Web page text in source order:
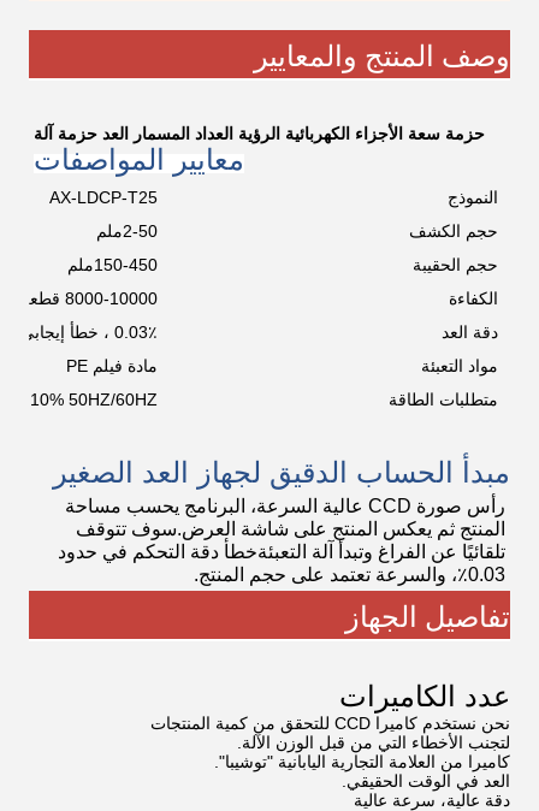
وصف المنتج والمعايير
حزمة سعة الأجزاء الكهربائية الرؤية العداد المسمار العد حزمة آلة
معايير المواصفات
النموذج
AX-LDCP-T25
حجم الكشف
2-50ملم
حجم الحقيبة
150-450ملم
الكفاءة
8000-10000 قطعة/دقيقة
دقة العد
0.03٪ ، خطأ إيجابي فقط
مواد التعبئة
مادة فيلم PE
متطلبات الطاقة
± 10% 50HZ/60HZ
مبدأ الحساب الدقيق لجهاز العد الصغير
رأس صورة CCD عالية السرعة، البرنامج يحسب مساحة
المنتج ثم يعكس المنتج على شاشة العرض.سوف تتوقف
تلقائيًا عن الفراغ وتبدأ آلة التعبئةخطأ دقة التحكم في حدود
0.03٪، والسرعة تعتمد على حجم المنتج.
تفاصيل الجهاز
عدد الكاميرات
نحن نستخدم كاميرا CCD للتحقق من كمية المنتجات
لتجنب الأخطاء التي من قبل الوزن الآلة.
كاميرا من العلامة التجارية اليابانية "توشيبا".
العد في الوقت الحقيقي.
دقة عالية، سرعة عالية